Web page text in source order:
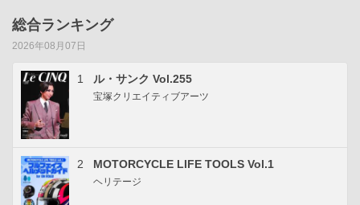
総合ランキング
2026年08月07日
1 ル・サンク Vol.255
宝塚クリエイティブアーツ
2 MOTORCYCLE LIFE TOOLS Vol.1
ヘリテージ